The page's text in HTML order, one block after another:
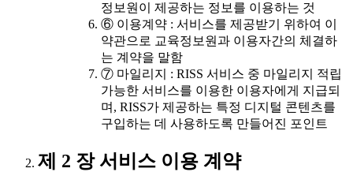
정보원이 제공하는 정보를 이용하는 것
⑥ 이용계약 : 서비스를 제공받기 위하여 이
약관으로 교육정보원과 이용자간의 체결하
는 계약을 말함
⑦ 마일리지 : RISS 서비스 중 마일리지 적립
가능한 서비스를 이용한 이용자에게 지급되
며, RISS가 제공하는 특정 디지털 콘텐츠를
구입하는 데 사용하도록 만들어진 포인트
제 2 장 서비스 이용 계약